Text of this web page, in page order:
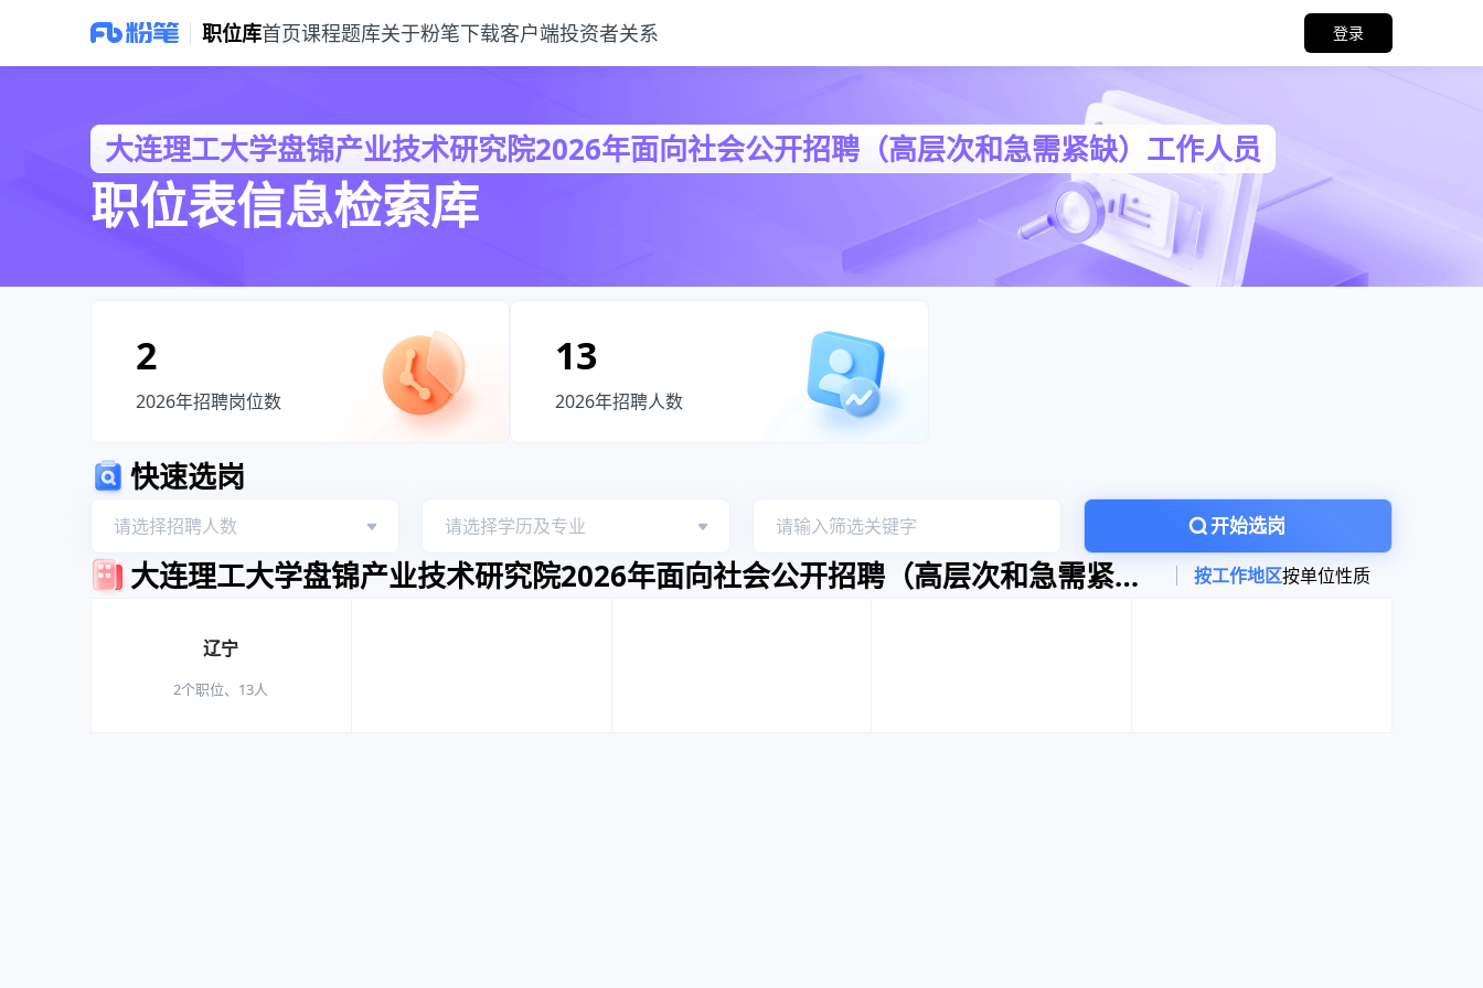
职位库首页课程题库关于粉笔下载客户端投资者关系 登录
大连理工大学盘锦产业技术研究院2026年面向社会公开招聘（高层次和急需紧缺）工作人员
职位表信息检索库
2
2026年招聘岗位数
13
2026年招聘人数
快速选岗
请选择招聘人数 开始选岗
职位表信息大连理工大学盘锦产业技术研究院2026年面向社会公开招聘（高层次和急需紧
按工作地区按单位性质
辽宁
2个职位、13人